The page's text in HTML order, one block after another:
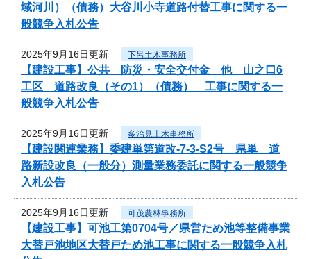
域河川）（債務）大谷川小寺道路付替工事に関する一
般競争入札公告
2025年9月16日更新 下呂土木事務所
【建設工事】公共 防災・安全交付金 他 山之口6
工区 道路改良（その1）（債務） 工事に関する一
般競争入札公告
2025年9月16日更新 多治見土木事務所
【建設関連業務】委建単第道改-7-3-S2号 県単 道
路新設改良（一般分）測量業務委託に関する一般競争
入札公告
2025年9月16日更新 可茂農林事務所
【建設工事】可池工第0704号／県営ため池等整備事業
大替戸池地区大替戸ため池工事に関する一般競争入札